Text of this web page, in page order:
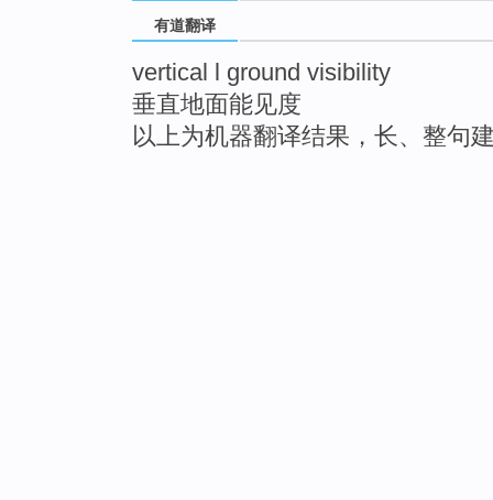
有道翻译
vertical l ground visibility
垂直地面能见度
以上为机器翻译结果，长、整句